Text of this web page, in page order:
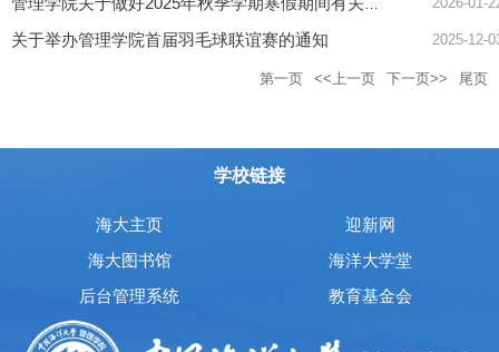
关于举办管理学院首届羽毛球联谊赛的通知 2025-12-
第一页 <<上一页 下一页>> 尾页
学校链接
海大主页
迎新网
海大图书馆
海洋大学堂
后台管理系统
教育基金会